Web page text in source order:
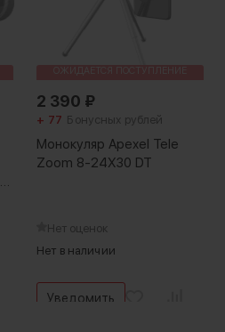
2 390 ₽
+ 77 Бонусных рублей
Монокуляр Apexel Tele
Zoom 8-24X30 DT
Нет оценок
Нет в наличии
Уведомить